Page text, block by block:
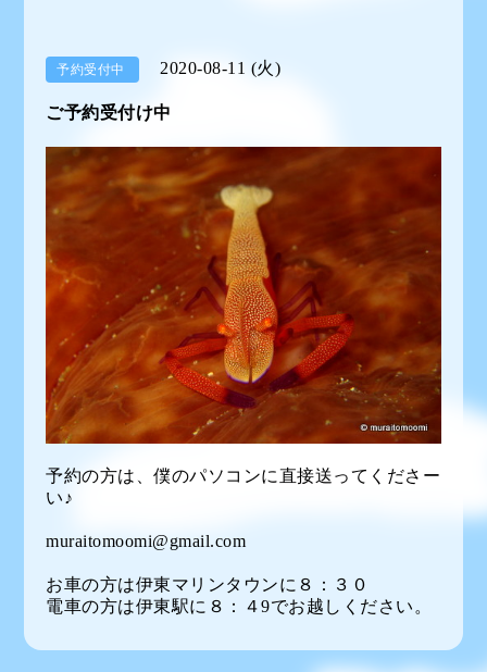
予約受付中 2020-08-11 (火)
ご予約受付け中
予約の方は、僕のパソコンに直接送ってくださー
い♪
muraitomoomi@gmail.com
お車の方は伊東マリンタウンに８：３０
電車の方は伊東駅に８：４9でお越しください。